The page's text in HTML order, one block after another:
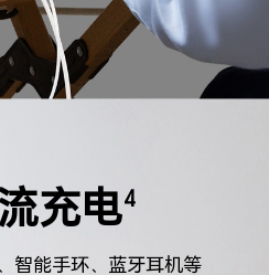
充电4
智能手环、蓝牙耳机等